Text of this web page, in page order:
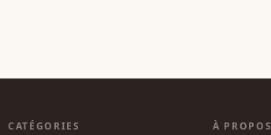
CATÉGORIES À PROPOS